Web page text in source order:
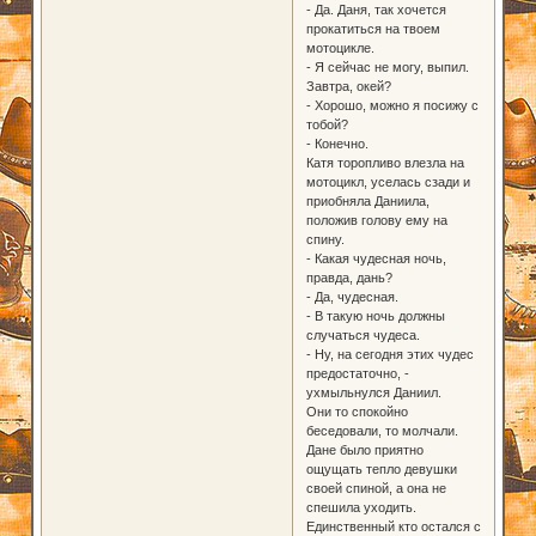
- Да. Даня, так хочется
прокатиться на твоем
мотоцикле.
- Я сейчас не могу, выпил.
Завтра, окей?
- Хорошо, можно я посижу с
тобой?
- Конечно.
Катя торопливо влезла на
мотоцикл, уселась сзади и
приобняла Даниила,
положив голову ему на
спину.
- Какая чудесная ночь,
правда, дань?
- Да, чудесная.
- В такую ночь должны
случаться чудеса.
- Ну, на сегодня этих чудес
предостаточно, -
ухмыльнулся Даниил.
Они то спокойно
беседовали, то молчали.
Дане было приятно
ощущать тепло девушки
своей спиной, а она не
спешила уходить.
Единственный кто остался с